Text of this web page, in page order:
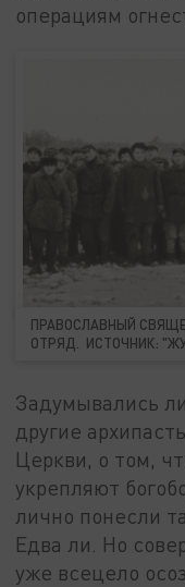
операциям
ПРАВОСЛАВНЫЙ
ОТРЯД. ИСТОЧНИК:
Задумывались
другие
Церкви, о том,
укрепляют
лично понесли
Едва ли. Но
уже всецело